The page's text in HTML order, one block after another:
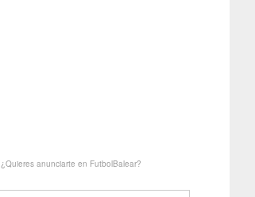
¿Quieres anunciarte en FutbolBalear?